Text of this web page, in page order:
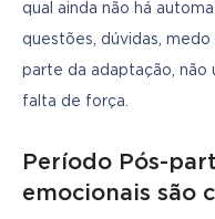
qual ainda não há
questões, dúvidas,
parte da adaptação, não
falta de força.
Período Pós-
emocionais são